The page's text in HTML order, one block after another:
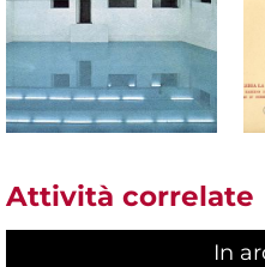
Attività correlate
In